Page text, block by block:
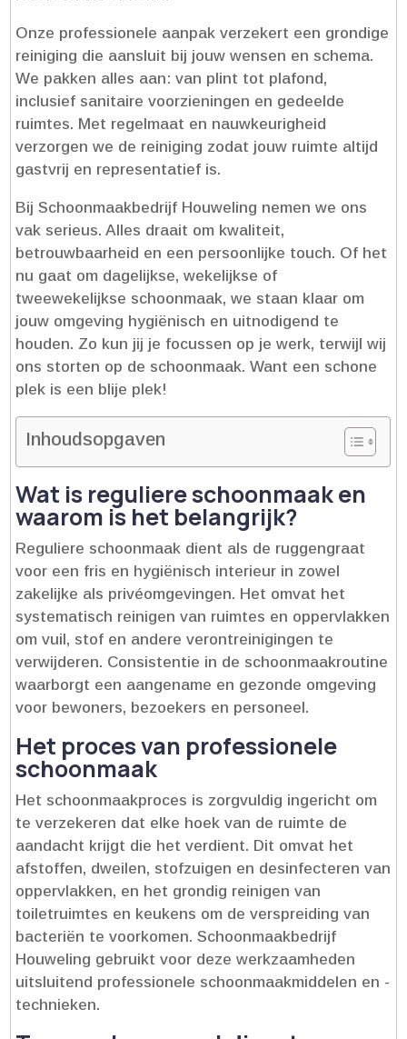
Onze professionele aanpak verzekert een grondige
reiniging die aansluit bij jouw wensen en schema.​
We pakken alles aan: van plint tot plafond,
inclusief sanitaire voorzieningen en gedeelde
ruimtes.​ Met regelmaat en nauwkeurigheid
verzorgen we de reiniging zodat jouw ruimte altijd
gastvrij en representatief is.​
Bij Schoonmaakbedrijf Houweling nemen we ons
vak serieus.​ Alles draait om kwaliteit,
betrouwbaarheid en een persoonlijke touch.​ Of het
nu gaat om dagelijkse, wekelijkse of
tweewekelijkse schoonmaak, we staan klaar om
jouw omgeving hygiënisch en uitnodigend te
houden.​ Zo kun jij je focussen op je werk, terwijl wij
ons storten op de schoonmaak.​ Want een schone
plek is een blije plek!
Inhoudsopgaven
Wat is reguliere schoonmaak en
waarom is het belangrijk?
Reguliere schoonmaak dient als de ruggengraat
voor een fris en hygiënisch interieur in zowel
zakelijke als privéomgevingen.​ Het omvat het
systematisch reinigen van ruimtes en oppervlakken
om vuil, stof en andere verontreinigingen te
verwijderen.​ Consistentie in de schoonmaakroutine
waarborgt een aangename en gezonde omgeving
voor bewoners, bezoekers en personeel.​
Het proces van professionele
schoonmaak
Het schoonmaakproces is zorgvuldig ingericht om
te verzekeren dat elke hoek van de ruimte de
aandacht krijgt die het verdient.​ Dit omvat het
afstoffen, dweilen, stofzuigen en desinfecteren van
oppervlakken, en het grondig reinigen van
toiletruimtes en keukens om de verspreiding van
bacteriën te voorkomen.​ Schoonmaakbedrijf
Houweling gebruikt voor deze werkzaamheden
uitsluitend professionele schoonmaakmiddelen en -
technieken.​